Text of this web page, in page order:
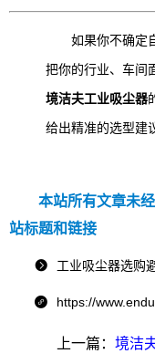
如果你不确定
把你的行业、车间
境洁夫工业吸尘器
给出精准的选型建
本站所有文章未
站标题和链接
 工业吸尘器选购
 https://
上一篇： 境洁